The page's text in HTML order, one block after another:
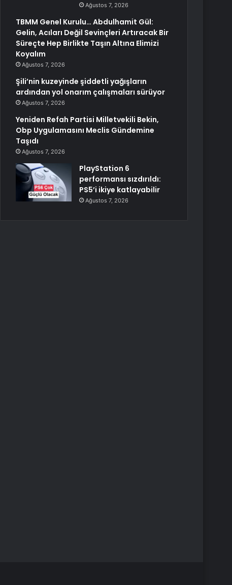
Ağustos 7, 2026
TBMM Genel Kurulu… Abdulhamit Gül:
Gelin, Acıları Değil Sevinçleri Artıracak Bir
Süreçte Hep Birlikte Taşın Altına Elimizi
Koyalım
Ağustos 7, 2026
Şili’nin kuzeyinde şiddetli yağışların
ardından yol onarım çalışmaları sürüyor
Ağustos 7, 2026
Yeniden Refah Partisi Milletvekili Bekin,
Obp Uygulamasını Meclis Gündemine
Taşıdı
Ağustos 7, 2026
PlayStation 6
performansı sızdırıldı:
PS5’i ikiye katlayabilir
Ağustos 7, 2026